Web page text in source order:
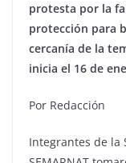
protesta por la
protección para
cercanía de la
inicia el 16 de
Por Redacción
Integrantes de la